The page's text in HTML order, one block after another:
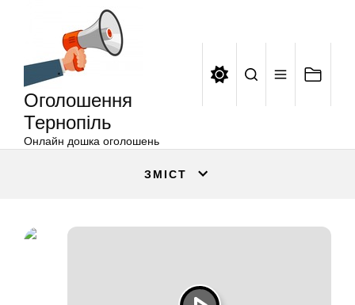
Оголошення
Тернопіль
Онлайн дошка оголошень
ЗМІСТ